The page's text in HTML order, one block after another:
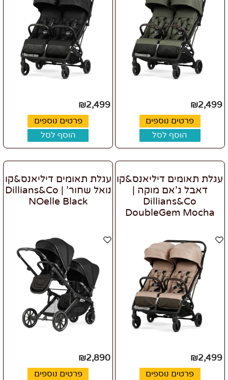
₪2,499
פרטים נוספים
הוסף לסל
₪2,499
פרטים נוספים
הוסף לסל
עגלת תאומים דיליאנס&קו
דאבל ג'אם מוקה |
Dillians&Co
DoubleGem Mocha
₪2,499
פרטים נוספים
עגלת תאומים דיליאנס&קו
נואל שחור' | Dillians&Co
NOelle Black
₪2,890
פרטים נוספים